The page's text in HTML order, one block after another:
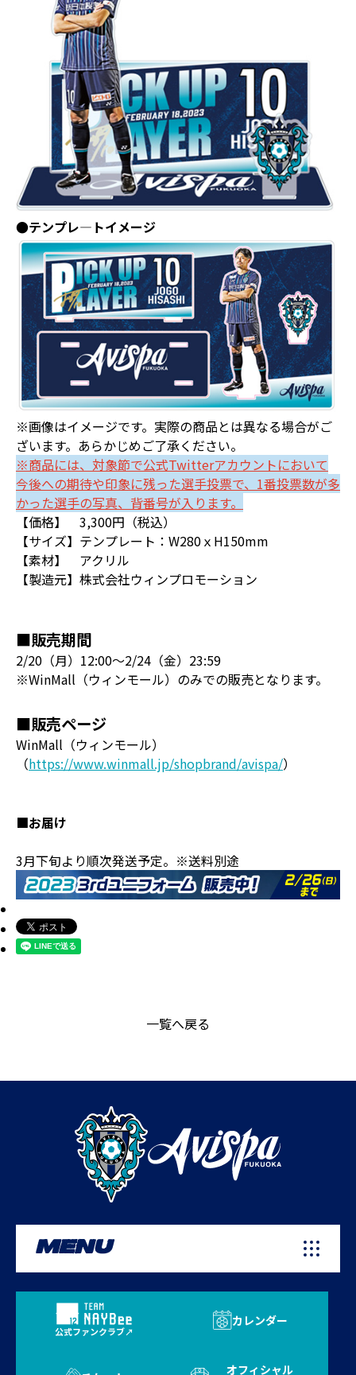
●テンプレ―トイメージ
※画像はイメージです。実際の商品とは異なる場合がご
ざいます。あらかじめご了承ください。
※商品には、対象節で公式Twitterアカウントにおいて
今後への期待や印象に残った選手投票で、1番投票数が多
かった選手の写真、背番号が入ります。
【価格】 3,300円（税込）
【サイズ】テンプレート：W280ｘH150mm
【素材】 アクリル
【製造元】株式会社ウィンプロモーション
■販売期間
2/20（月）12:00～2/24（金）23:59
※WinMall（ウィンモール）のみでの販売となります。
■販売ページ
WinMall（ウィンモール）
（https://www.winmall.jp/shopbrand/avispa/）
■お届け
3月下旬より順次発送予定。※送料別途
一覧へ戻る
MENU
公式ファンクラブ
カレンダー
オフィシャル